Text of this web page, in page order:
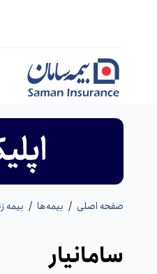
صفحه اصلی / بیمه‌ها / بیمه
سامانیار